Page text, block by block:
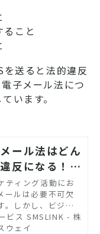
こと
送ると法的違反
子メール法につ
います。
ール法はどん
反になる！？
しないための
説
ティング活動にお
ールは必要不可欠
。しかし、ビジネ
ルを使用するため
子メール法で定め
ビス SMSLINK - 株
ウェイ